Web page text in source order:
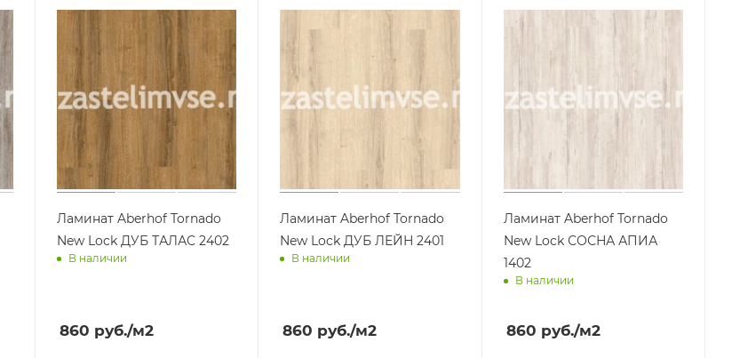
Ламинат Aberhof Tornado
New Lock ДУБ ТАЛАС 2402
В наличии
860 руб./м2
Ламинат Aberhof Tornado
New Lock ДУБ ЛЕЙН 2401
В наличии
860 руб./м2
Ламинат Aberhof Tornado
New Lock СОСНА АПИА
1402
В наличии
860 руб./м2